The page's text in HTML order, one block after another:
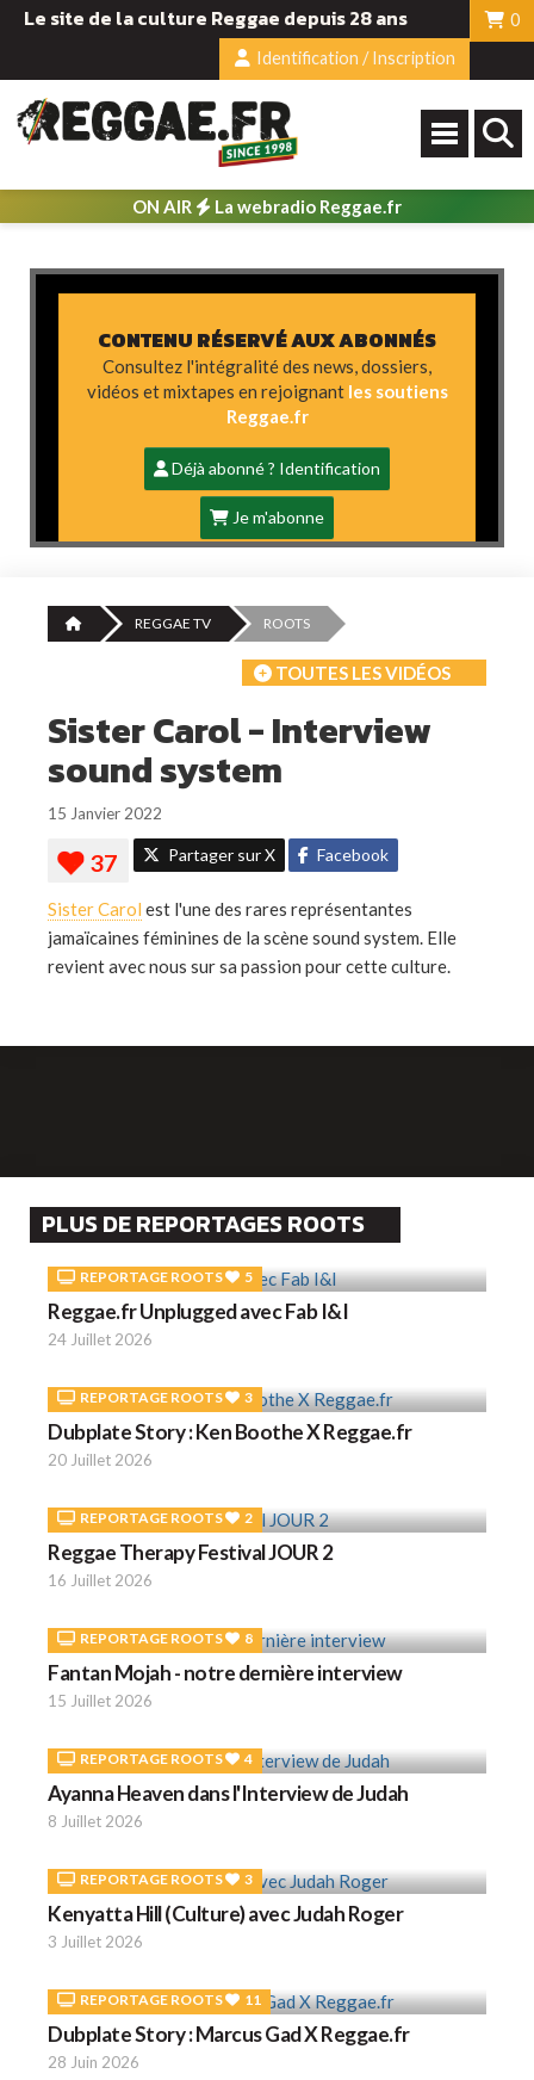
Le site de la culture Reggae depuis 28 ans
0
Identification / Inscription
ON AIR La webradio Reggae.fr
CONTENU RÉSERVÉ AUX ABONNÉS
Consultez l'intégralité des news, dossiers,
vidéos et mixtapes en rejoignant les soutiens
Reggae.fr
Déjà abonné ? Identification
Je m'abonne
REGGAE TV ROOTS
TOUTES LES VIDÉOS
Sister Carol - Interview
sound system
15 Janvier 2022
Partager sur X Facebook
Sister Carol est l'une des rares représentantes
jamaïcaines féminines de la scène sound system. Elle
revient avec nous sur sa passion pour cette culture.
PLUS DE REPORTAGES ROOTS
REPORTAGE ROOTS 5
Reggae.fr Unplugged avec Fab I&I
24 Juillet 2026
REPORTAGE ROOTS 3
Dubplate Story : Ken Boothe X Reggae.fr
20 Juillet 2026
REPORTAGE ROOTS 2
Reggae Therapy Festival JOUR 2
16 Juillet 2026
REPORTAGE ROOTS 8
Fantan Mojah - notre dernière interview
15 Juillet 2026
REPORTAGE ROOTS 4
Ayanna Heaven dans l'Interview de Judah
8 Juillet 2026
REPORTAGE ROOTS 3
Kenyatta Hill (Culture) avec Judah Roger
3 Juillet 2026
REPORTAGE ROOTS 11
Dubplate Story : Marcus Gad X Reggae.fr
28 Juin 2026